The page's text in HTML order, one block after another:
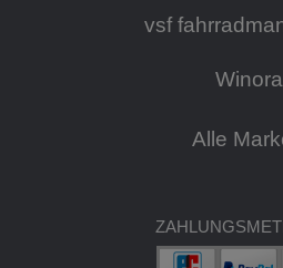
vsf
Winora
Alle